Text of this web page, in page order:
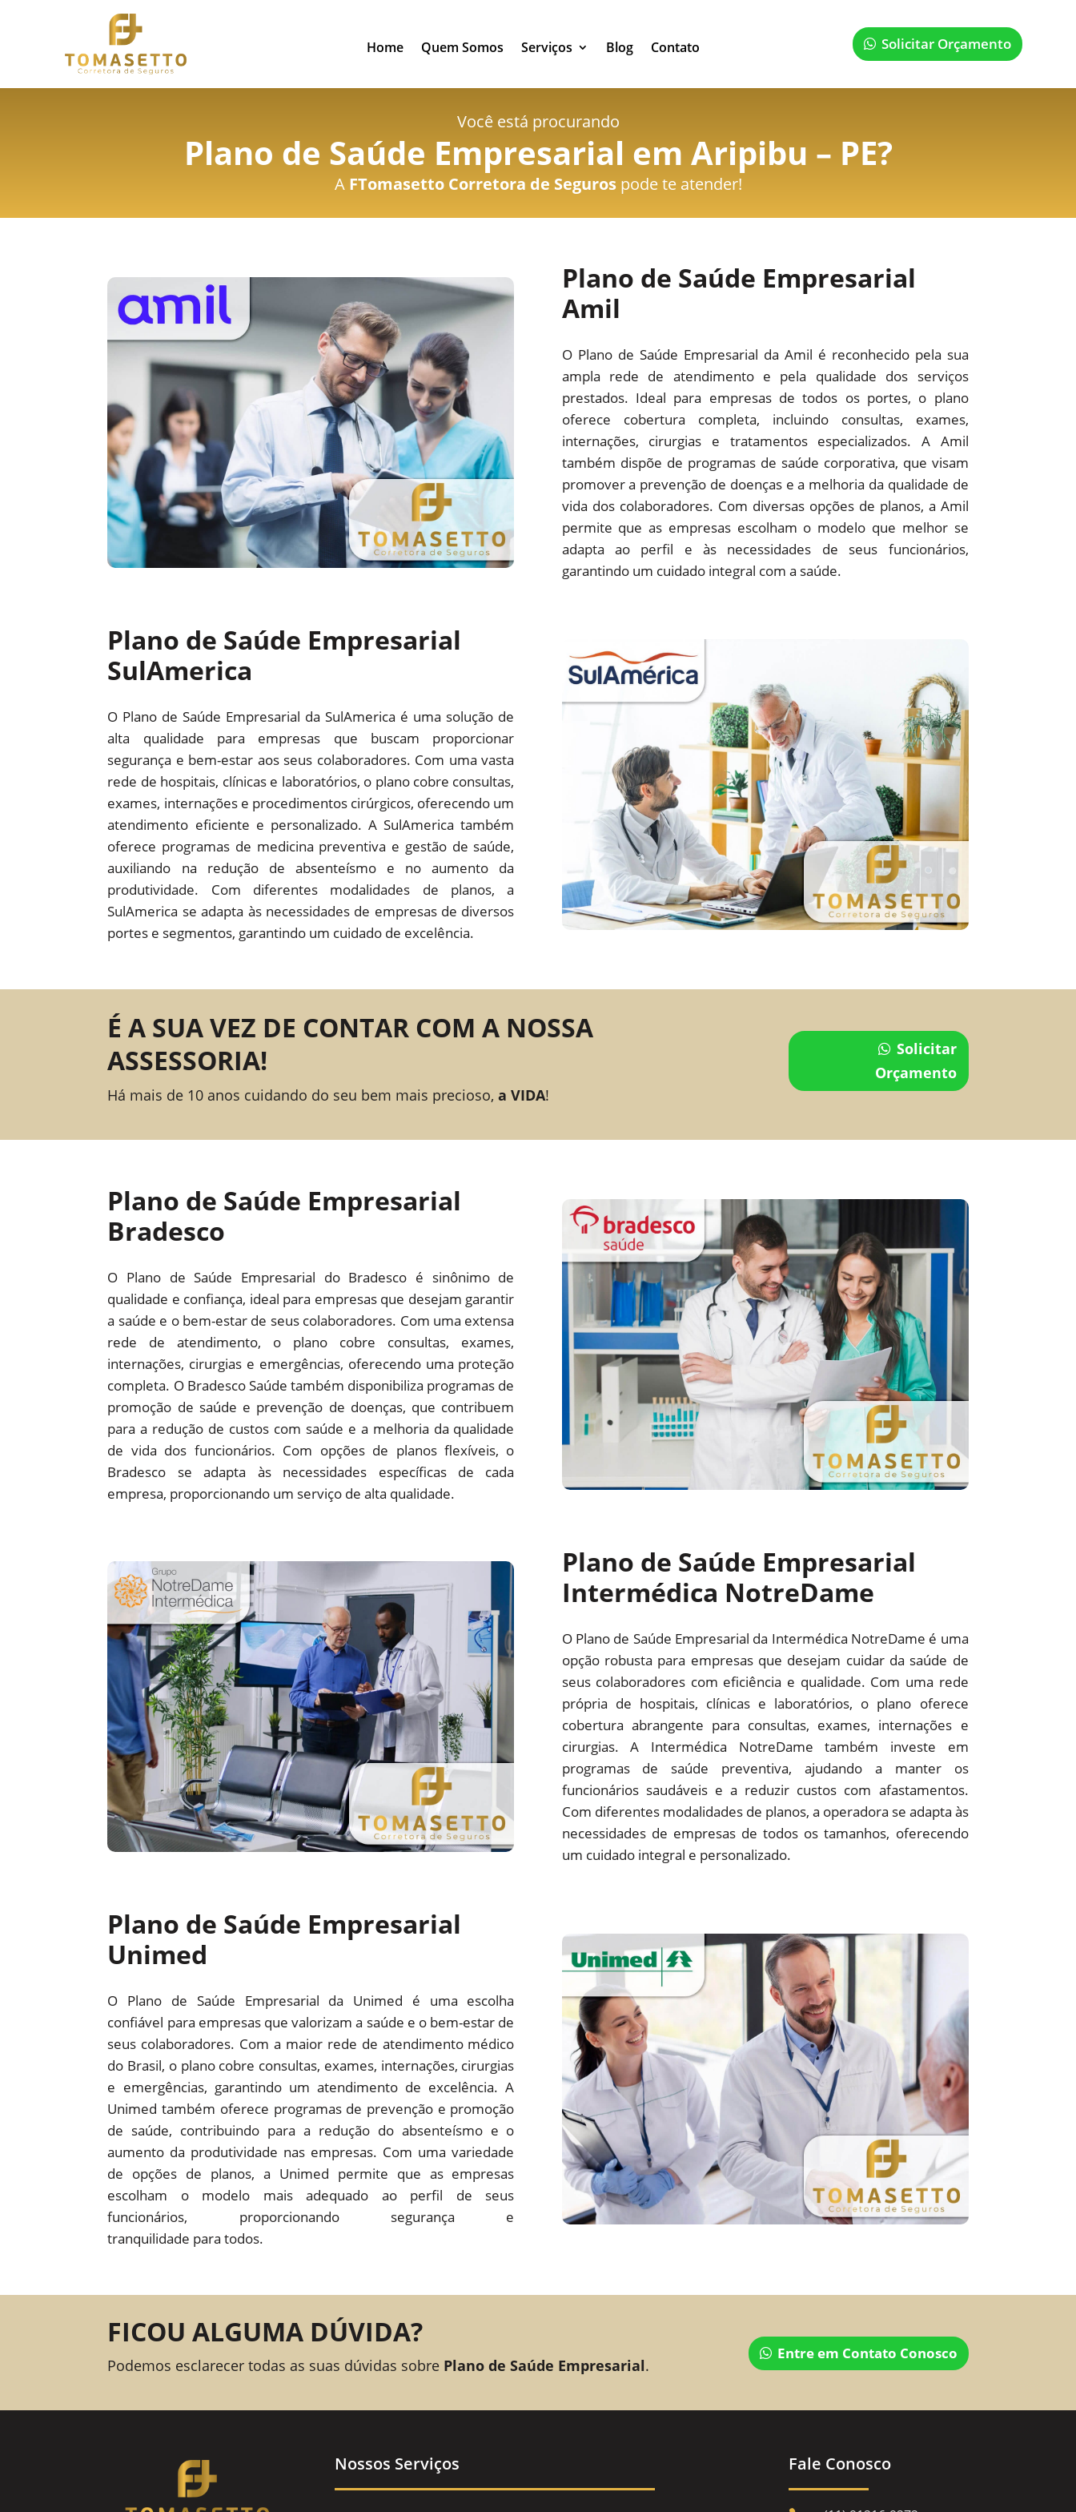
Home Quem Somos Serviços Blog Contato Solicitar Orçamento
Você está procurando
Plano de Saúde Empresarial em Aripibu – PE?
A FTomasetto Corretora de Segurospode te atender!
Plano de Saúde Empresarial
Amil
O Plano de Saúde Empresarial da Amil é reconhecido pela sua
ampla rede de atendimento e pela qualidade dos serviços
prestados. Ideal para empresas de todos os portes, o plano
oferece cobertura completa, incluindo consultas, exames,
internações, cirurgias e tratamentos especializados. A Amil
também dispõe de programas de saúde corporativa, que visam
promover a prevenção de doenças e a melhoria da qualidade de
vida dos colaboradores. Com diversas opções de planos, a Amil
permite que as empresas escolham o modelo que melhor se
adapta ao perfil e às necessidades de seus funcionários,
garantindo um cuidado integral com a saúde.
Plano de Saúde Empresarial
SulAmerica
O Plano de Saúde Empresarial da SulAmerica é uma solução de
alta qualidade para empresas que buscam proporcionar
segurança e bem-estar aos seus colaboradores. Com uma vasta
rede de hospitais, clínicas e laboratórios, o plano cobre consultas,
exames, internações e procedimentos cirúrgicos, oferecendo um
atendimento eficiente e personalizado. A SulAmerica também
oferece programas de medicina preventiva e gestão de saúde,
auxiliando na redução de absenteísmo e no aumento da
produtividade. Com diferentes modalidades de planos, a
SulAmerica se adapta às necessidades de empresas de diversos
portes e segmentos, garantindo um cuidado de excelência.
É A SUA VEZ DE CONTAR COM A NOSSA
ASSESSORIA!
Há mais de 10 anos cuidando do seu bem mais precioso,a VIDA!
Solicitar
Orçamento
Plano de Saúde Empresarial
Bradesco
O Plano de Saúde Empresarial do Bradesco é sinônimo de
qualidade e confiança, ideal para empresas que desejam garantir
a saúde e o bem-estar de seus colaboradores. Com uma extensa
rede de atendimento, o plano cobre consultas, exames,
internações, cirurgias e emergências, oferecendo uma proteção
completa. O Bradesco Saúde também disponibiliza programas de
promoção de saúde e prevenção de doenças, que contribuem
para a redução de custos com saúde e a melhoria da qualidade
de vida dos funcionários. Com opções de planos flexíveis, o
Bradesco se adapta às necessidades específicas de cada
empresa, proporcionando um serviço de alta qualidade.
Plano de Saúde Empresarial
Intermédica NotreDame
O Plano de Saúde Empresarial da Intermédica NotreDame é uma
opção robusta para empresas que desejam cuidar da saúde de
seus colaboradores com eficiência e qualidade. Com uma rede
própria de hospitais, clínicas e laboratórios, o plano oferece
cobertura abrangente para consultas, exames, internações e
cirurgias. A Intermédica NotreDame também investe em
programas de saúde preventiva, ajudando a manter os
funcionários saudáveis e a reduzir custos com afastamentos.
Com diferentes modalidades de planos, a operadora se adapta às
necessidades de empresas de todos os tamanhos, oferecendo
um cuidado integral e personalizado.
Plano de Saúde Empresarial
Unimed
O Plano de Saúde Empresarial da Unimed é uma escolha
confiável para empresas que valorizam a saúde e o bem-estar de
seus colaboradores. Com a maior rede de atendimento médico
do Brasil, o plano cobre consultas, exames, internações, cirurgias
e emergências, garantindo um atendimento de excelência. A
Unimed também oferece programas de prevenção e promoção
de saúde, contribuindo para a redução do absenteísmo e o
aumento da produtividade nas empresas. Com uma variedade
de opções de planos, a Unimed permite que as empresas
escolham o modelo mais adequado ao perfil de seus
funcionários, proporcionando segurança e
tranquilidade para todos.
FICOU ALGUMA DÚVIDA?
Podemos esclarecer todas as suas dúvidas sobre Plano de Saúde Empresarial.
Entre em Contato Conosco
Nossos Serviços Fale Conosco